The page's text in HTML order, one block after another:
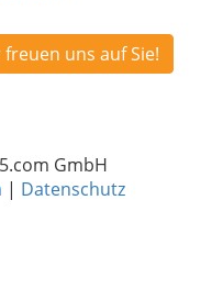
uns auf Sie!
GmbH
| Datenschutz